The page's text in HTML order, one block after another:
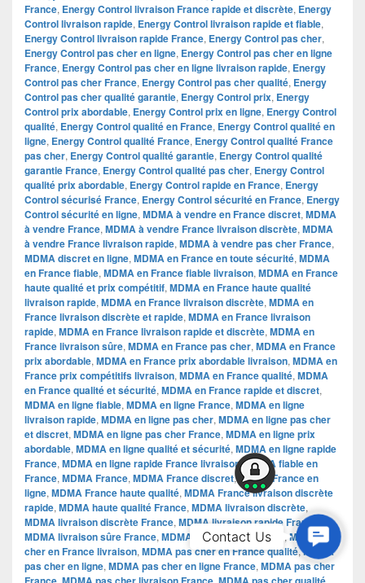
France, Energy Control livraison France rapide et discrète, Energy
Control livraison rapide, Energy Control livraison rapide et fiable,
Energy Control livraison rapide France, Energy Control pas cher,
Energy Control pas cher en ligne, Energy Control pas cher en ligne
France, Energy Control pas cher en ligne livraison rapide, Energy
Control pas cher France, Energy Control pas cher qualité, Energy
Control pas cher qualité garantie, Energy Control prix, Energy
Control prix abordable, Energy Control prix en ligne, Energy Control
qualité, Energy Control qualité en France, Energy Control qualité en
ligne, Energy Control qualité France, Energy Control qualité France
pas cher, Energy Control qualité garantie, Energy Control qualité
garantie France, Energy Control qualité pas cher, Energy Control
qualité prix abordable, Energy Control rapide en France, Energy
Control sécurisé France, Energy Control sécurité en France, Energy
Control sécurité en ligne, MDMA à vendre en France discret, MDMA
à vendre France, MDMA à vendre France livraison discrète, MDMA
à vendre France livraison rapide, MDMA à vendre pas cher France,
MDMA discret en ligne, MDMA en France en toute sécurité, MDMA
en France fiable, MDMA en France fiable livraison, MDMA en France
haute qualité et prix compétitif, MDMA en France haute qualité
livraison rapide, MDMA en France livraison discrète, MDMA en
France livraison discrète et rapide, MDMA en France livraison
rapide, MDMA en France livraison rapide et discrète, MDMA en
France livraison sûre, MDMA en France pas cher, MDMA en France
prix abordable, MDMA en France prix abordable livraison, MDMA en
France prix compétitifs livraison, MDMA en France qualité, MDMA
en France qualité et sécurité, MDMA en France rapide et discret,
MDMA en ligne fiable, MDMA en ligne France, MDMA en ligne
livraison rapide, MDMA en ligne pas cher, MDMA en ligne pas cher
et discret, MDMA en ligne pas cher France, MDMA en ligne prix
abordable, MDMA en ligne qualité et sécurité, MDMA en ligne rapide
France, MDMA en ligne rapide France livraison,MDMA fiable en
France, MDMA France, MDMA France discret, MDMA France en
ligne, MDMA France haute qualité, MDMA France livraison discrète
rapide, MDMA haute qualité France, MDMA livraison discrète,
MDMA livraison discrète France, MDMA livraison rapide France
MDMA livraison sûre France, MDMA pas cher en France
MDMA pas
cher en France livraison, MDMA pas cher en France qualité,MDMA
pas cher en ligne, MDMA pas cher en ligne France, MDMA pas cher
Us
Contact Us